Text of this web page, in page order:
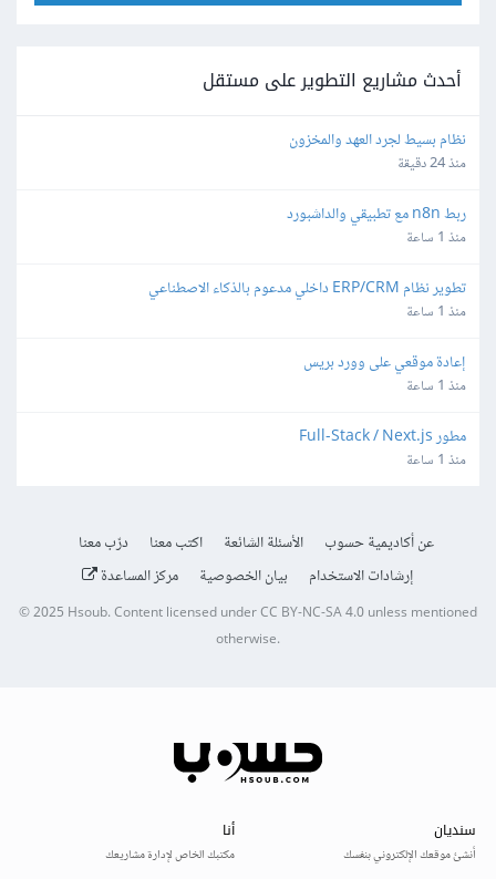
أحدث مشاريع التطوير على مستقل
نظام بسيط لجرد العهد والمخزون
منذ 24 دقيقة
ربط n8n مع تطبيقي والداشبورد
منذ 1 ساعة
تطوير نظام ERP/CRM داخلي مدعوم بالذكاء الاصطناعي
منذ 1 ساعة
إعادة موقعي على وورد بريس
منذ 1 ساعة
مطور Full-Stack / Next.js
منذ 1 ساعة
عن أكاديمية حسوب الأسئلة الشائعة اكتب معنا
درّب معنا
إرشادات الاستخدام
بيان الخصوصية مركز المساعدة
© 2025 Hsoub.Content licensed underCC BY-NC-SA 4.0unless mentioned
otherwise.